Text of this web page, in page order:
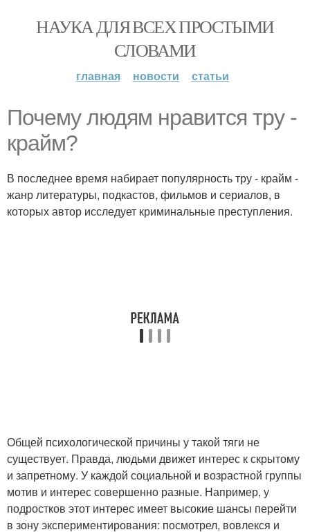
НАУКА ДЛЯ ВСЕХ ПРОСТЫМИ
СЛОВАМИ
главная новости статьи
Почему людям нравится тру -
крайм?
В последнее время набирает популярность тру - крайм -
жанр литературы, подкастов, фильмов и сериалов, в
которых автор исследует криминальные преступления.
Общей психологической причины у такой тяги не
существует. Правда, людьми движет интерес к скрытому
и запретному. У каждой социальной и возрастной группы
мотив и интерес совершенно разные. Например, у
подростков этот интерес имеет высокие шансы перейти
в зону экспериментирования: посмотрел, вовлекся и